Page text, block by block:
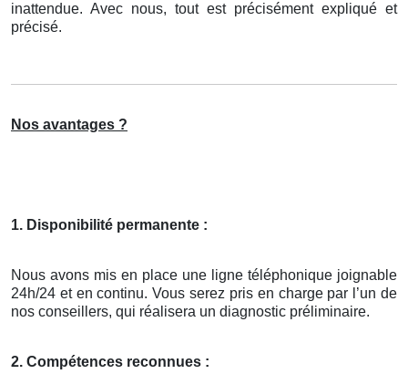
inattendue. Avec nous, tout est précisément expliqué et
précisé.
Nos avantages ?
1. Disponibilité permanente :
Nous avons mis en place une ligne téléphonique joignable
24h/24 et en continu. Vous serez pris en charge par l’un de
nos conseillers, qui réalisera un diagnostic préliminaire.
2. Compétences reconnues :